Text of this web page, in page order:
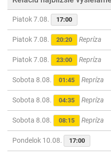
Piatok 7.08. 17:00
Piatok 7.08. 20:20 Repríza
Piatok 7.08. 23:00 Repríza
Sobota 8.08. 01:45 Repríza
Sobota 8.08. 04:35 Repríza
Sobota 8.08. 08:15 Repríza
Pondelok 10.08. 17:00